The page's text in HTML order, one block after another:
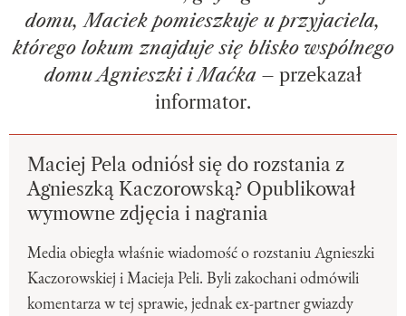
domu, Maciek pomieszkuje u przyjaciela,
którego lokum znajduje się blisko wspólnego
domu Agnieszki i Maćka – przekazał
informator.
Maciej Pela odniósł się do rozstania z
Agnieszką Kaczorowską? Opublikował
wymowne zdjęcia i nagrania
Media obiegła właśnie wiadomość o rozstaniu Agnieszki
Kaczorowskiej i Macieja Peli. Byli zakochani odmówili
komentarza w tej sprawie, jednak ex-partner gwiazdy